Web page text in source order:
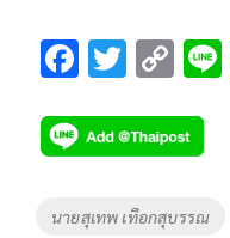
F
e
b
o
T
tt
er
C
p
y
Li
Tags
นายสุเทพ เทือกสุบรรณ